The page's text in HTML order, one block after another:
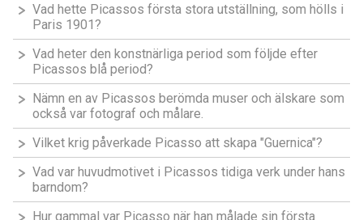
Vad hette Picassos första stora utställning, som hölls i
Paris 1901?
Vad heter den konstnärliga period som följde efter
Picassos blå period?
Nämn en av Picassos berömda muser och älskare som
också var fotograf och målare.
Vilket krig påverkade Picasso att skapa "Guernica"?
Vad var huvudmotivet i Picassos tidiga verk under hans
barndom?
Hur gammal var Picasso när han målade sin första